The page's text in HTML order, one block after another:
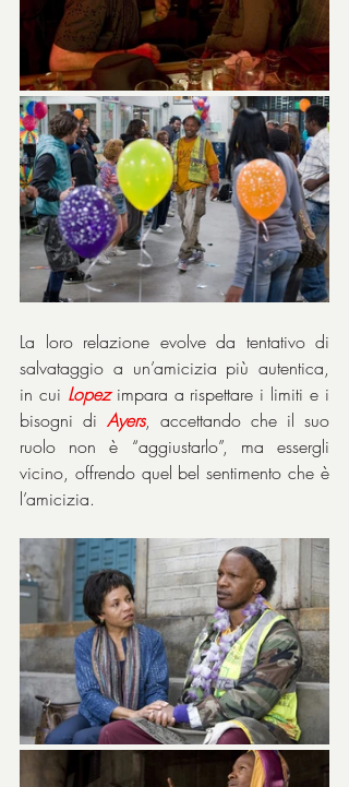
La loro relazione evolve da tentativo di
salvataggio a un’amicizia più autentica,
in cui Lopez impara a rispettare i limiti e i
bisogni di Ayers, accettando che il suo
ruolo non è “aggiustarlo”, ma essergli
vicino, offrendo quel bel sentimento che è
l’amicizia.